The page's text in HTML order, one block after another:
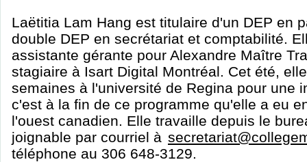
Laëtitia Lam Hang est titulaire d'un DEP en
double DEP en secrétariat et comptabilité.
assistante gérante pour Alexandre Maître
stagiaire à Isart Digital Montréal. Cet été,
semaines à l'université de Regina pour une
c'est à la fin de ce programme qu'elle a eu
l'ouest canadien. Elle travaille depuis le
joignable par courriel à
téléphone au 306 648-3129.